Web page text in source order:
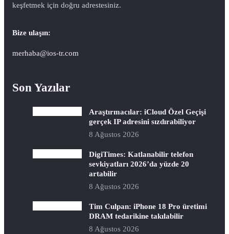
keşfetmek için doğru adrestesiniz.
Bize ulaşın:
merhaba@ios-tr.com
Son Yazılar
Araştırmacılar: iCloud Özel Geçişi
gerçek IP adresini sızdırabiliyor
8 Ağustos 2026
DigiTimes: Katlanabilir telefon
sevkiyatları 2026’da yüzde 20
artabilir
8 Ağustos 2026
Tim Culpan: iPhone 18 Pro üretimi
DRAM tedarikine takılabilir
8 Ağustos 2026